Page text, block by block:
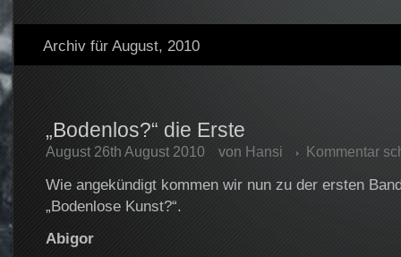
Archiv für August, 2010
„Bodenlos?“ die Erste
August 26th August 2010 von Hansi Kommentar
Wie angekündigt kommen wir nun zu der ersten
„Bodenlose Kunst?“.
Abigor